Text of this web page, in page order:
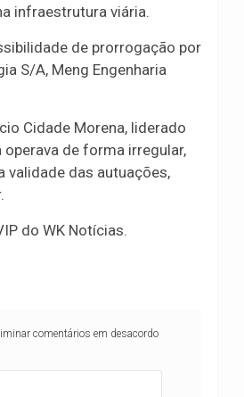
infraestrutura viária.
de prorrogação por
S/A, Meng Engenharia
Cidade Morena, liderado
de forma irregular,
validade das autuações,
do WK Notícias.
comentários em desacordo